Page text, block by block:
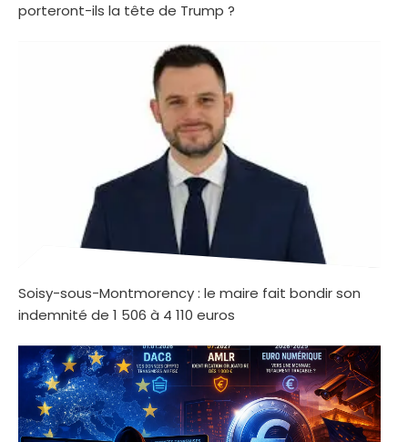
porteront-ils la tête de Trump ?
Soisy-sous-Montmorency : le maire fait bondir son
indemnité de 1 506 à 4 110 euros